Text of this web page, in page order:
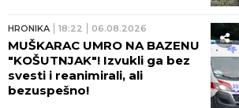
HRONIKA 18:22 06.08.2026
MUŠKARAC UMRO NA BAZENU
"KOŠUTNJAK"! Izvukli ga bez
svesti i reanimirali, ali
bezuspešno!